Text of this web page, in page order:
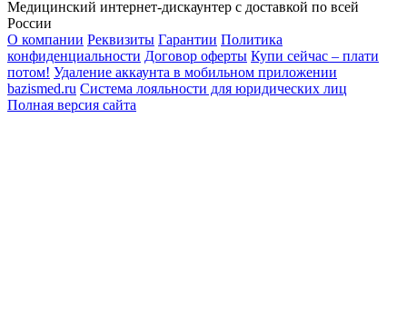
Медицинский интернет-дискаунтер с доставкой по всей
России
О компании Реквизиты Гарантии Политика
конфиденциальности Договор оферты Купи сейчас – плати
потом! Удаление аккаунта в мобильном приложении
bazismed.ru Система лояльности для юридических лиц
Полная версия сайта